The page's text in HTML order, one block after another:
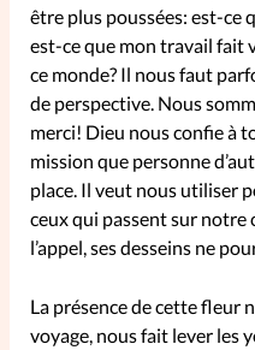
La Boutique
La Pause
éditions
À propos
La rédaction
Mon compte
être plus poussées: est-ce
est-ce que mon travail fait
ce monde? Il nous faut
de perspective. Nous
merci! Dieu nous confie à
mission que personne
place. Il veut nous utiliser
ceux qui passent sur notre
l’appel, ses desseins ne
La présence de cette fleur
voyage, nous fait lever les